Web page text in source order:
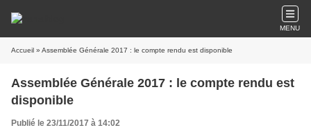
MENU
Accueil » Assemblée Générale 2017 : le compte rendu est disponible
Assemblée Générale 2017 : le compte rendu est
disponible
Publié le 23/11/2017 à 14:02